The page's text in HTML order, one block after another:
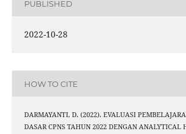
PUBLISHED
2022-10-28
HOW TO CITE
DARMAYANTI, D. (2022). EVALUASI
DASAR CPNS TAHUN 2022 DENGAN ANALYTICAL